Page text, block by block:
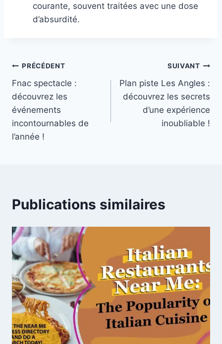
courante, souvent traitées avec une dose
d’absurdité.
Navigation
de
l’article
PRÉCÉDENT
Fnac spectacle :
découvrez les
événements
incontournables de
l’année !
SUIVANT
Plan piste Les Angles :
découvrez les secrets
d’une expérience
inoubliable !
Publications similaires